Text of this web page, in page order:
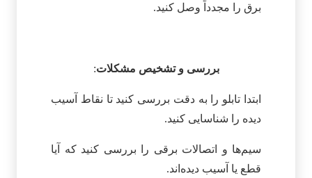
برق را مجدداً وصل کنید.
بررسی و تشخیص مشکلات:
ابتدا تابلو را به دقت بررسی کنید تا نقاط آسیب
دیده را شناسایی کنید.
سیم‌ها و اتصالات برقی را بررسی کنید که آیا
قطع یا آسیب دیده‌اند.